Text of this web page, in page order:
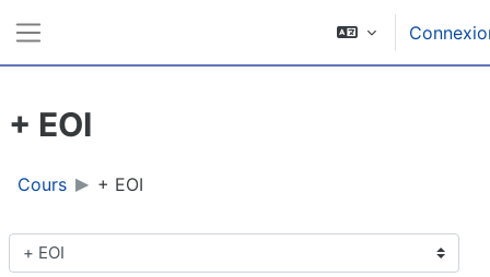
+ EOI
Cours + EOI
Catégories de cours